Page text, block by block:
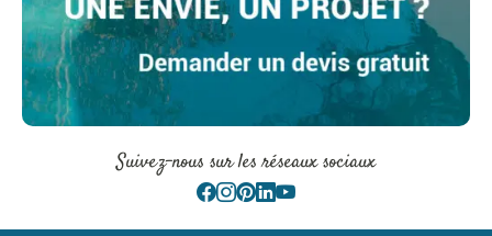
Suivez-nous sur les réseaux sociaux